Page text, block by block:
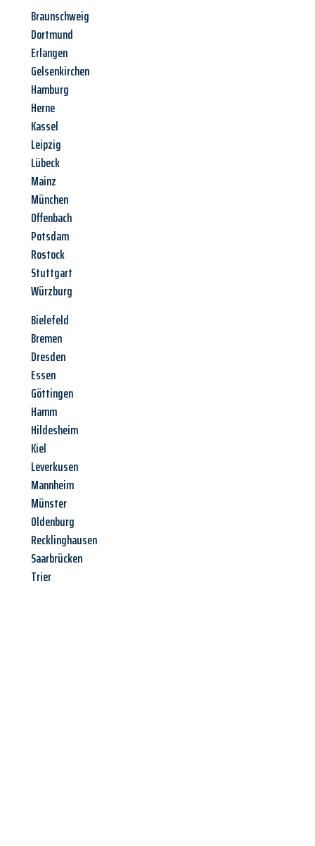
Braunschweig
Dortmund
Erlangen
Gelsenkirchen
Hamburg
Herne
Kassel
Leipzig
Lübeck
Mainz
München
Offenbach
Potsdam
Rostock
Stuttgart
Würzburg
Bielefeld
Bremen
Dresden
Essen
Göttingen
Hamm
Hildesheim
Kiel
Leverkusen
Mannheim
Münster
Oldenburg
Recklinghausen
Saarbrücken
Trier